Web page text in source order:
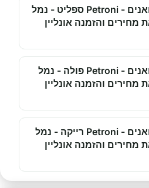
השכרת קרוואנים - Petroni ספליט - נמל
מחירים והזמנה אונליין
השכרת קרוואנים - Petroni פולה - נמל
מחירים והזמנה אונליין
השכרת קרוואנים - Petroni רייקה - נמל
מחירים והזמנה אונליין